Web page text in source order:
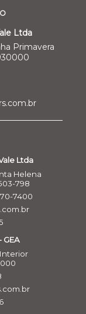
Ltda
Primavera
Ltda
Helena
798
7400
GEA
Interior